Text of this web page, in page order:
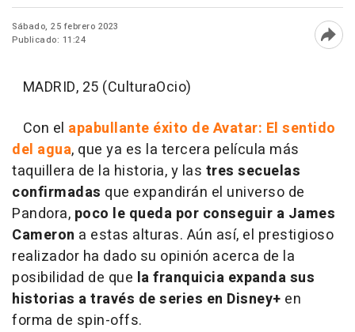
Sábado, 25 febrero 2023
Publicado: 11:24
MADRID, 25 (CulturaOcio)
Con el apabullante éxito de Avatar: El sentido
del agua, que ya es la tercera película más
taquillera de la historia, y las tres secuelas
confirmadas que expandirán el universo de
Pandora, poco le queda por conseguir a James
Cameron a estas alturas. Aún así, el prestigioso
realizador ha dado su opinión acerca de la
posibilidad de que la franquicia expanda sus
historias a través de series en Disney+ en
forma de spin-offs.